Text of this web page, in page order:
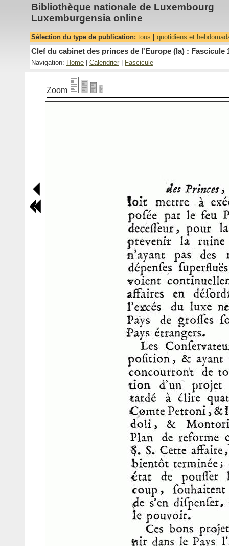
Bibliothèque nationale de Luxembourg
Luxemburgensia online
Sélection du type de publication: tous quotidiens et
Clef du cabinet des princes de l'Europe (la) : Fascicule
Navigation: Home Calendrier Fascicule
Zoom